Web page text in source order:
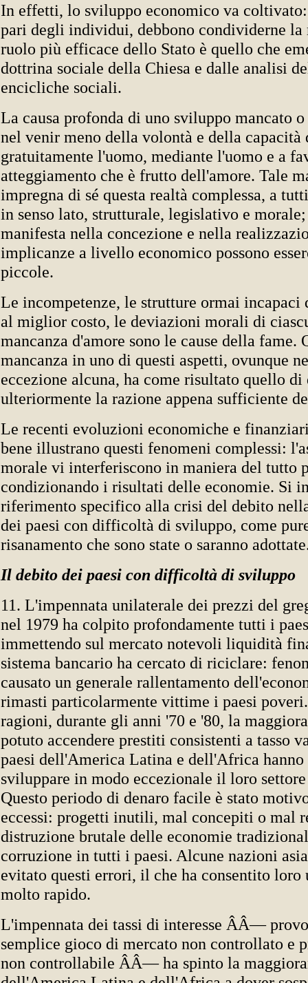
In effetti, lo sviluppo economico va
pari degli individui, debbono condividerne
ruolo più efficace dello Stato è quello che
dottrina sociale della Chiesa e dalle analisi
encicliche sociali.
La causa profonda di uno sviluppo mancato
nel venir meno della volontà e della capacità
gratuitamente l'uomo, mediante l'uomo e a
atteggiamento che è frutto dell'amore. Tale
impregna di sé questa realtà complessa, a
in senso lato, strutturale, legislativo e morale;
manifesta nella concezione e nella
implicanze a livello economico possono
piccole.
Le incompetenze, le strutture ormai
al miglior costo, le deviazioni morali di
mancanza d'amore sono le cause della fame.
mancanza in uno di questi aspetti, ovunque
eccezione alcuna, ha come risultato quello
ulteriormente la razione appena sufficiente
Le recenti evoluzioni economiche e
bene illustrano questi fenomeni complessi:
morale vi interferiscono in maniera del tutto
condizionando i risultati delle economie. Si
riferimento specifico alla crisi del debito
dei paesi con difficoltà di sviluppo, come
risanamento che sono state o saranno
Il debito dei paesi con difficoltà di sviluppo
11. L'impennata unilaterale dei prezzi del
nel 1979 ha colpito profondamente tutti i
immettendo sul mercato notevoli liquidità
sistema bancario ha cercato di riciclare:
causato un generale rallentamento
rimasti particolarmente vittime i paesi
ragioni, durante gli anni '70 e '80, la
potuto accendere prestiti consistenti a tasso
paesi dell'America Latina e dell'Africa hanno
sviluppare in modo eccezionale il loro
Questo periodo di denaro facile è stato
eccessi: progetti inutili, mal concepiti o mal
distruzione brutale delle economie
corruzione in tutti i paesi. Alcune nazioni
evitato questi errori, il che ha consentito loro
molto rapido.
L'impennata dei tassi di interesse ÂÂ—
semplice gioco di mercato non controllato e
non controllabile ÂÂ— ha spinto la